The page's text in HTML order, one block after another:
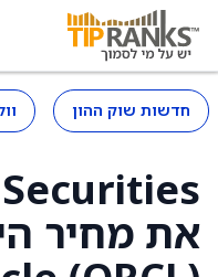
חדשות שוק ההון
את מחיר